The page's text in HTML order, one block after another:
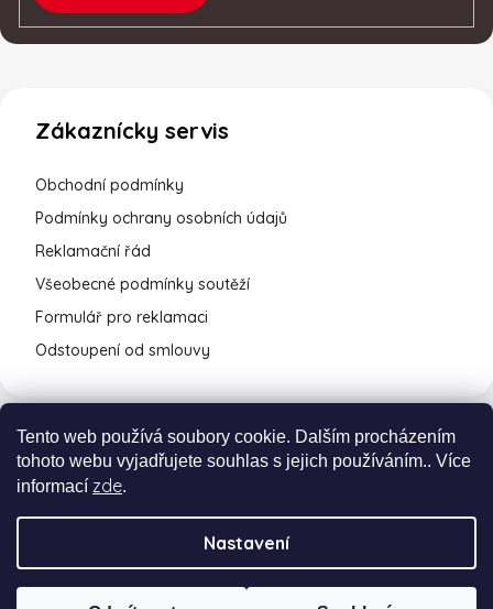
Tento web používá soubory cookie. Dalším procházením
tohoto webu vyjadřujete souhlas s jejich používáním.. Více
informací zde.
Nastavení
Zákaznícky servis
Obchodní podmínky
Podmínky ochrany osobních údajů
Reklamační řád
Všeobecné podmínky soutěží
Formulář pro reklamaci
Odstoupení od smlouvy
Vytvořil Shoptet Premium a
Adatelier